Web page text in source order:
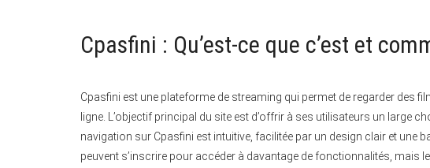
Cpasfini : Qu’est-ce que c’est et
Cpasfini est une plateforme de streaming qui permet de regarder des
ligne. L’objectif principal du site est d’offrir à ses utilisateurs un large
navigation sur Cpasfini est intuitive, facilitée par un design clair et une
peuvent s’inscrire pour accéder à davantage de fonctionnalités, mais